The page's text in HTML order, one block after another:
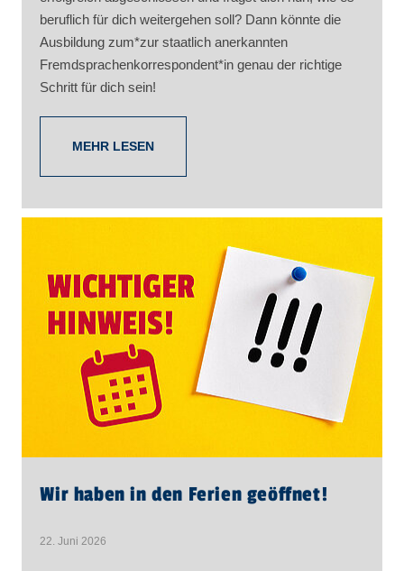
beruflich für dich weitergehen soll? Dann könnte die
Ausbildung zum*zur staatlich anerkannten
Fremdsprachenkorrespondent*in genau der richtige
Schritt für dich sein!
MEHR LESEN
Wir haben in den Ferien geöffnet!
22. Juni 2026